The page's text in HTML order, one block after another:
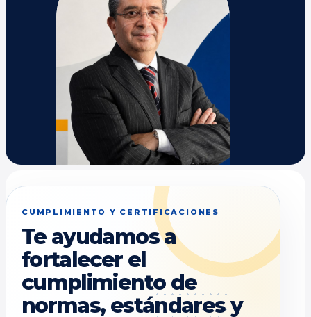
CUMPLIMIENTO Y CERTIFICACIONES
Te ayudamos a
fortalecer el
cumplimiento de
normas, estándares y